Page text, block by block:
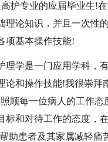
护专业的应届毕业生!
理论知识，并且一次性
项基本操作技能!
理学是一门应用学科，
和操作技能!我很崇拜
顾每一位病人的工作
和对待工作的态度，
助患者及其家属减轻痛